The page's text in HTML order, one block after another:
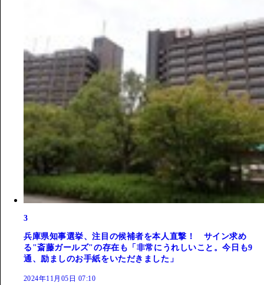
3
兵庫県知事選挙、注目の候補者を本人直撃！ サイン求め
る"斎藤ガールズ"の存在も「非常にうれしいこと。今日も9
通、励ましのお手紙をいただきました」
2024年11月05日 07:10